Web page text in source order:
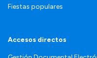
Fiestas populares
Accesos directos